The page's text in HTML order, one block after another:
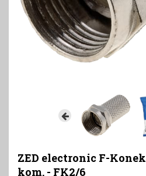
ZED electronic F-
kom. - FK2/6